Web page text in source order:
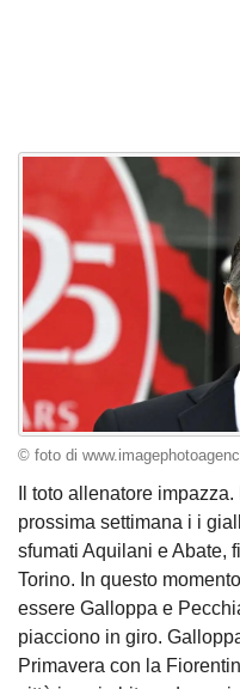
© foto di
Il toto allenatore
prossima settimana i i
sfumati Aquilani e Abate,
Torino. In questo
essere Galloppa e
piacciono in giro.
Primavera con la